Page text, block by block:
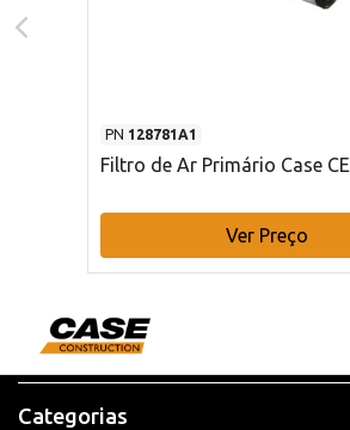
PN 128781A1
Filtro de Ar Primário Case CE
Ver Preço
Categorias